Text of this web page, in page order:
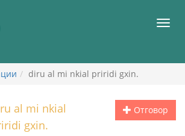
diru al mi nkial priridi gxin.
Отговор
al mi nkial
gxin.